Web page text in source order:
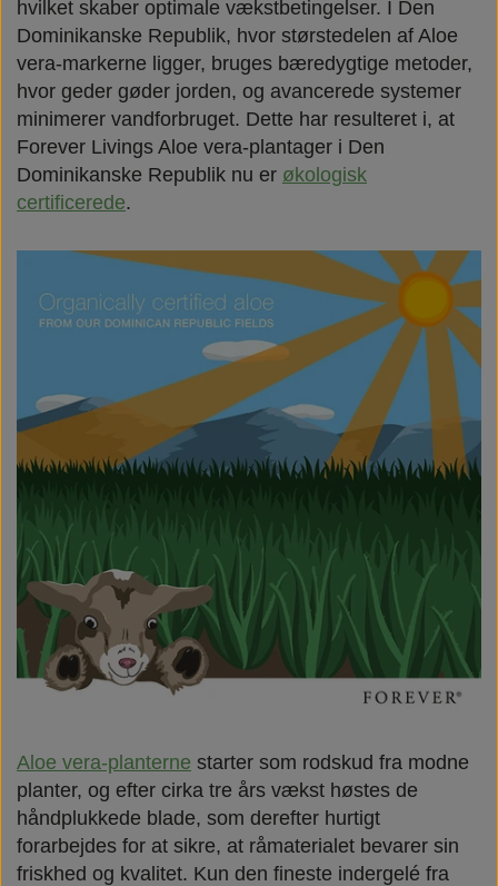
hvilket skaber optimale vækstbetingelser. I Den
Dominikanske Republik, hvor størstedelen af Aloe
vera-markerne ligger, bruges bæredygtige metoder,
hvor geder gøder jorden, og avancerede systemer
minimerer vandforbruget. Dette har resulteret i, at
Forever Livings Aloe vera-plantager i Den
Dominikanske Republik nu er økologisk
certificerede.
Aloe vera-planterne starter som rodskud fra modne
planter, og efter cirka tre års vækst høstes de
håndplukkede blade, som derefter hurtigt
forarbejdes for at sikre, at råmaterialet bevarer sin
friskhed og kvalitet. Kun den fineste indergelé fra